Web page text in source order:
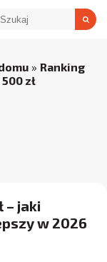
» Ranking
zł
– jaki
w 2026